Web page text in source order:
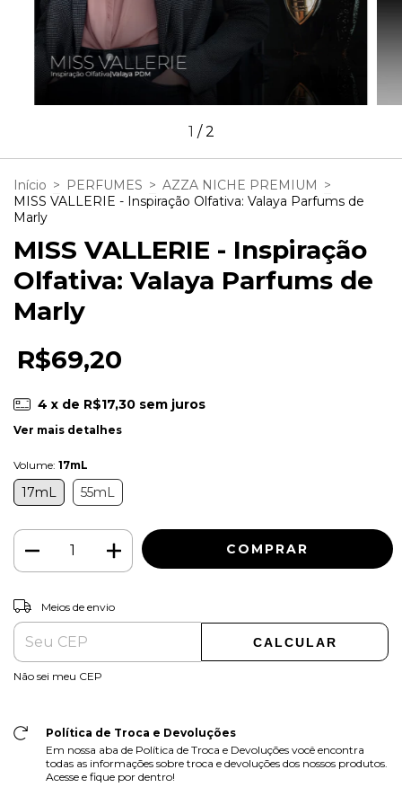
1 /2
Início > PERFUMES > AZZA NICHE PREMIUM >
MISS VALLERIE - Inspiração Olfativa: Valaya Parfums de
Marly
MISS VALLERIE - Inspiração
Olfativa: Valaya Parfums de
Marly
R$69,20
4 x de R$17,30 sem juros
Ver mais detalhes
Volume: 17mL
17mL 55mL
Entregas para o CEP:
Meios de envio
CALCULAR
Não sei meu CEP
Política de Troca e Devoluções
Em nossa aba de Política de Troca e Devoluções você encontra
todas as informações sobre troca e devoluções dos nossos produtos.
Acesse e fique por dentro!